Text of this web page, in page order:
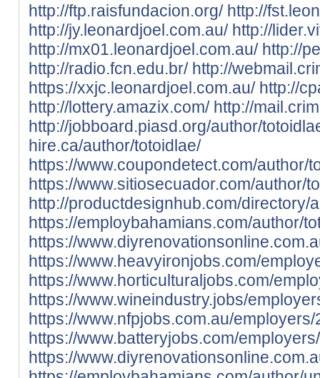
http://ftp.raisfundacion.org/ http://
http://jy.leonardjoel.com.au/ http://
http://mx01.leonardjoel.com.au/ http://
http://radio.fcn.edu.br/ http://
https://xxjc.leonardjoel.com.au/ http://
http://lottery.amazix.com/ http://
http://jobboard.piasd.org/author/
hire.ca/author/totoidlae/
https://www.coupondetect.com/author/
https://www.sitiosecuador.com/author/
http://productdesignhub.com/directory/
https://employbahamians.com/author/
https://
https://www.heavyironjobs.com/
https://www.horticulturaljobs.com/
https://www.wineindustry.jobs/
https://www.nfpjobs.com.au/
https://www.batteryjobs.com/
https://